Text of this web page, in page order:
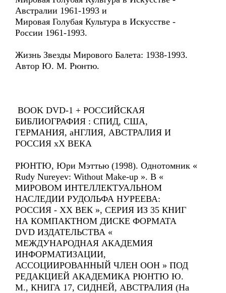
Австралии 1961-1993 и
Мировая Голубая Культура в Искусстве -
России 1961-1993.
Жизнь Звезды Мирового Балета: 1938-1993.
Автор Ю. М. Рюнтю.
BOOK DVD-1 + РОССИЙСКАЯ
БИБЛИОГРАФИЯ : СПИД, США,
ГЕРМАНИЯ, аНГЛИЯ, АВСТРАЛИЯ И
РОССИЯ xX ВЕКА
РЮНТЮ, Юри Мэттью (1998). Однотомник «
Rudy Nureyev: Without Make-up ». В «
МИРОВОМ ИНТЕЛЛЕКТУАЛЬНОМ
НАСЛЕДИИ РУДОЛЬФА НУРЕЕВА:
РОССИЯ - ХХ ВЕК », СЕРИЯ ИЗ 35 КНИГ
НА КОМПАКТНОМ ДИСКЕ ФОРМАТА
DVD ИЗДАТЕЛЬСТВА «
МЕЖДУНАРОДНАЯ АКАДЕМИЯ
ИНФОРМАТИЗАЦИИ,
АССОЦИИРОВАННЫЙ ЧЛЕН ООН » ПОД
РЕДАКЦИЕЙ АКАДЕМИКА РЮНТЮ Ю.
М., КНИГА 17, СИДНЕЙ, АВСТРАЛИЯ (На